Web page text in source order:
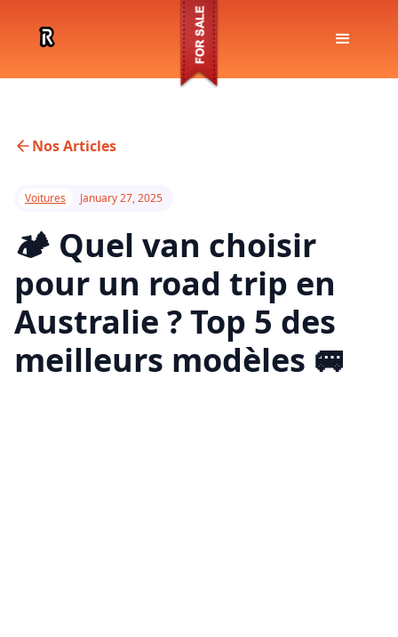
Nos Articles
Voitures January 27, 2025
🏕️ Quel van choisir
pour un road trip en
Australie ? Top 5 des
meilleurs modèles 🚐